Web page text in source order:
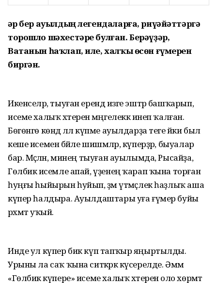
Һәр бер ауылдың легендаларға, риүәйәттәргә
торошло шәхестәре булған. Берәүҙәр,
Ватанын һаҡлап, иле, халҡы өсөн ғүмерен
биргән.
Икенселәр, тыуған ерендә изге эштәр башҡарып,
исеме халыҡ хәтеренә мәңгелеккә инеп ҡалған.
Бөгөнгө көндә әллә күпме ауылдарҙа теге йәки был
кеше исеменә бәйле шишмәләр, күперҙәр, быуалар
бар. Мәҫәлән, минең тыуған ауылымда, Рысайҙа,
Гөлбикә исемле апай, үҙенең ҡарап ҡына торған
һуңғы һыйырын һуйып, әҙәм үтмәҫлек һаҙлыҡ аша
күпер һалдыра. Ауылдаштары уға ғүмер буйы
рәхмәт уҡый.
Инде ул күпер бик күп тапҡыр яңыртылды.
Урыны ла саҡ ҡына ситкәрәк күсерелде. Әммә
«Гөлбикә күпере» исеме халыҡ хәтеренә оло хөрмәт